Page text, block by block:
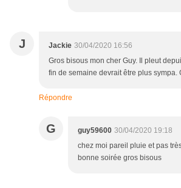
J Jackie 30/04/2020 16:56
Gros bisous mon cher Guy. Il pleut
fin de semaine devrait être plus sympa.
Répondre
G guy59600 30/04/2020 19:18
chez moi pareil pluie et pas
bonne soirée gros bisous